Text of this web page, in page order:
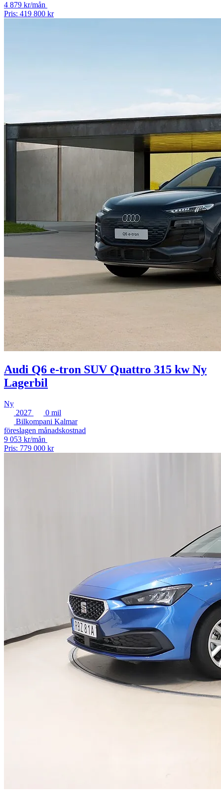
4 879 kr/mån
Pris: 419 800 kr
Audi Q6 e-tron SUV Quattro 315 kw Ny
Lagerbil
Ny
2027
0 mil
Bilkompani Kalmar
föreslagen månadskostnad
9 053 kr/mån
Pris: 779 000 kr